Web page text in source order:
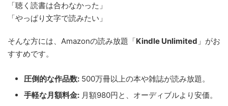
「聴く読書は合わなかった」
「やっぱり文字で読みたい」
そんな方には、Amazonの読み放題「Kindle Unlimited 」がお
すすめです。
圧倒的な作品数: 500万冊以上の本や雑誌が読み放題。
手軽な月額料金: 月額980円と、オーディブルより安価。